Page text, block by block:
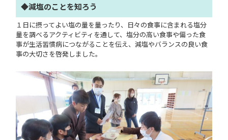
◆減塩のことを知ろう
１日に摂ってよい塩の量を量ったり、日々の食事に含まれる塩分
量を調べるアクティビティを通して、塩分の高い食事や偏った食
事が生活習慣病につながることを伝え、減塩やバランスの良い食
事の大切さを啓発しました。